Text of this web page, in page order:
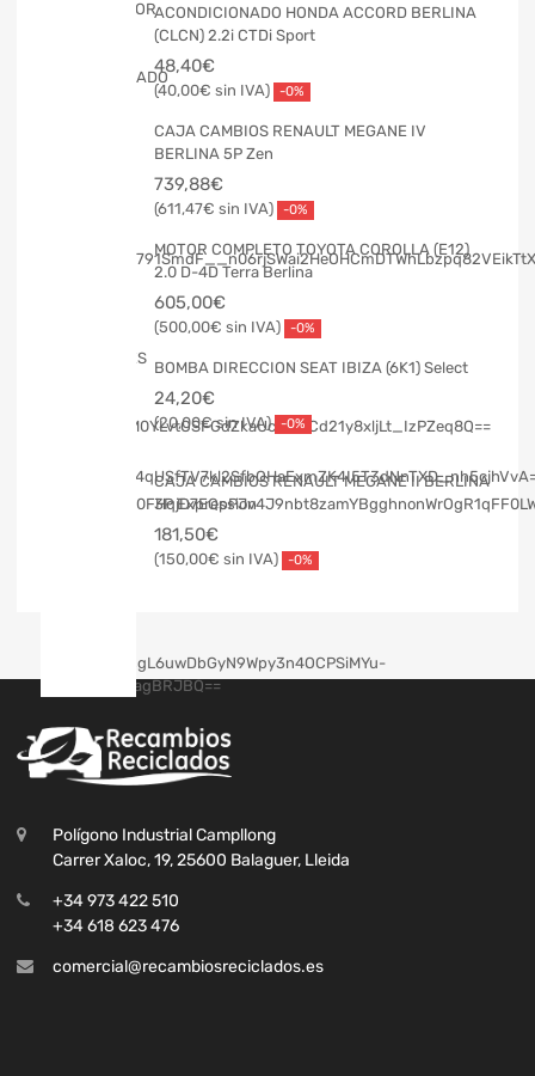
ACONDICIONADO HONDA ACCORD BERLINA
(CLCN) 2.2i CTDi Sport
48,40€
40,00€ -0%
CAJA CAMBIOS RENAULT MEGANE IV
BERLINA 5P Zen
739,88€
611,47€ -0%
MOTOR COMPLETO TOYOTA COROLLA (E12)
2.0 D-4D Terra Berlina
605,00€
500,00€ -0%
BOMBA DIRECCION SEAT IBIZA (6K1) Select
24,20€
20,00€ -0%
CAJA CAMBIOS RENAULT MEGANE II BERLINA
3P Expression
181,50€
150,00€ -0%
Polígono Industrial Campllong
Carrer Xaloc, 19, 25600 Balaguer, Lleida
+34 973 422 510
+34 618 623 476
comercial@recambiosreciclados.es